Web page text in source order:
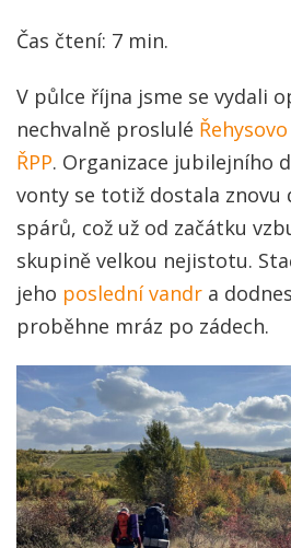
Čas čtení: 7 min.
V půlce října jsme se vydali
nechvalně proslulé
ŘPP. Organizace jubilejního
vonty se totiž dostala znovu
spárů, což už od začátku
skupině velkou nejistotu.
jeho poslední vandr a
proběhne mráz po zádech.